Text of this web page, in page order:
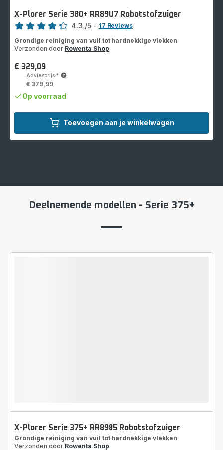
Toevoegen aan je winkelwagen
X-Plorer Serie 380+ RR89U7 Robotstofzuiger
Score
4.3 /5 - 17 Reviews
Grondige reiniging van vuil tot hardnekkige vlekken
Verzonden door Rowenta Shop
Prijs
€ 329,09
Adviesprijs*
€ 379,99
Op voorraad
Deelnemende modellen - Serie 375+
X-Plorer Serie 375+ RR8985 Robotstofzuiger
Grondige reiniging van vuil tot hardnekkige vlekken
Verzonden door Rowenta Shop